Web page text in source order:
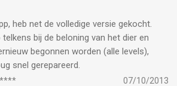
heb net de volledige versie gekocht.
bij de beloning van het dier en
begonnen worden (alle levels),
snel gerepareerd.
07/10/2013